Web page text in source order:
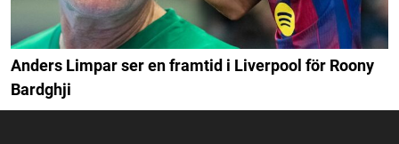
Anders Limpar ser en framtid i Liverpool för Roony
Bardghji